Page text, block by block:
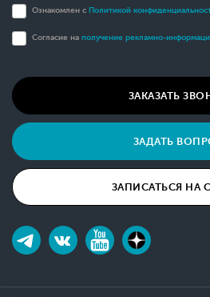
Ознакомлен с Политикой
Согласие на получение рекламно-
ЗАКАЗАТЬ
ЗАДАТЬ
ЗАПИСАТЬСЯ НА